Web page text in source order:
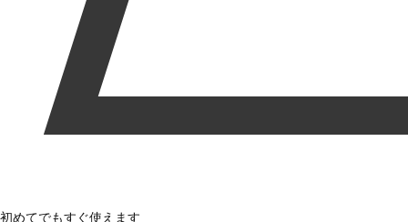
初めてでもすぐ使えます